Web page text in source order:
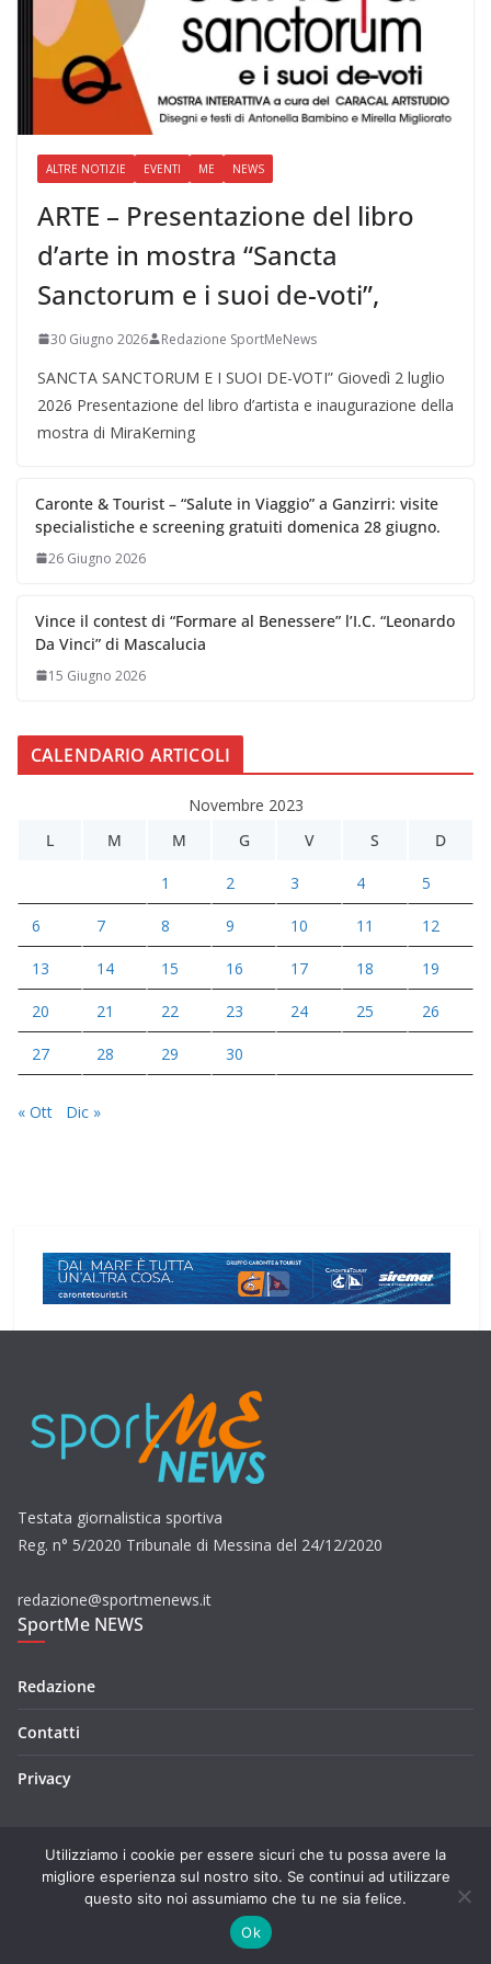
ALTRE NOTIZIE EVENTI ME NEWS
ARTE – Presentazione del libro
d’arte in mostra “Sancta
Sanctorum e i suoi de-voti”,
30 Giugno 2026 Redazione SportMeNews
SANCTA SANCTORUM E I SUOI DE-VOTI” Giovedì 2 luglio
2026 Presentazione del libro d’artista e inaugurazione della
mostra di MiraKerning
Caronte & Tourist – “Salute in Viaggio” a Ganzirri: visite
specialistiche e screening gratuiti domenica 28 giugno.
26 Giugno 2026
Vince il contest di “Formare al Benessere” l’I.C. “Leonardo
Da Vinci” di Mascalucia
15 Giugno 2026
CALENDARIO ARTICOLI
Novembre 2023
L
M M G V S D
1 2 3 4 5
6 7 8 9 10 11 12
13 14 15 16 17 18 19
20 21 22 23 24 25 26
27 28 29 30
« Ott Dic »
Testata giornalistica sportiva
Reg. n° 5/2020 Tribunale di Messina del 24/12/2020
redazione@sportmenews.it
SportMe NEWS
Redazione
Contatti
Privacy
Copyright © 2026SportMe NEWS. Tutti i diritti riservati.
di ThemeGrill. Powered by
Utilizziamo i cookie per essere sicuri che tu possa avere la
migliore esperienza sul nostro sito. Se continui ad utilizzare
questo sito noi assumiamo che tu ne sia felice.
Ok